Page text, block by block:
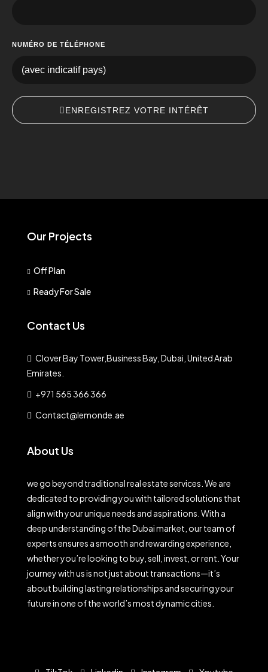
NUMÉRO DE TÉLÉPHONE
ENREGISTREZ VOTRE INTÉRÊT​
Our Projects
Off Plan
Ready For Sale
Contact Us
Clover Bay Tower,Business Bay, Dubai, United Arab
Emirates.
+971 565 366 366
Contact@lemonde.ae
About Us
we go beyond traditional real estate services. We are
dedicated to providing you with tailored solutions that
align with your unique needs and aspirations. With a
deep understanding of the Dubai market, our team of
experts ensures a smooth and rewarding experience,
whether you’re looking to buy, sell, invest, or rent. Your
journey with us is not just about transactions—it’s
about building lasting relationships and securing your
future in one of the world’s most dynamic cities.